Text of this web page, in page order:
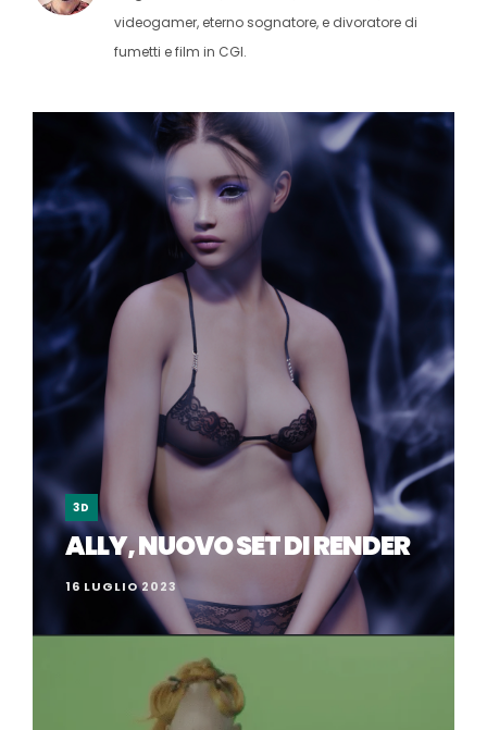
videogamer, eterno sognatore, e divoratore di
fumetti e film in CGI.
3D
ALLY, NUOVO SET DI RENDER
16 LUGLIO 2023